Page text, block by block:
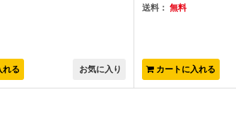
る お気に入り
送料：無料
カートに入れる